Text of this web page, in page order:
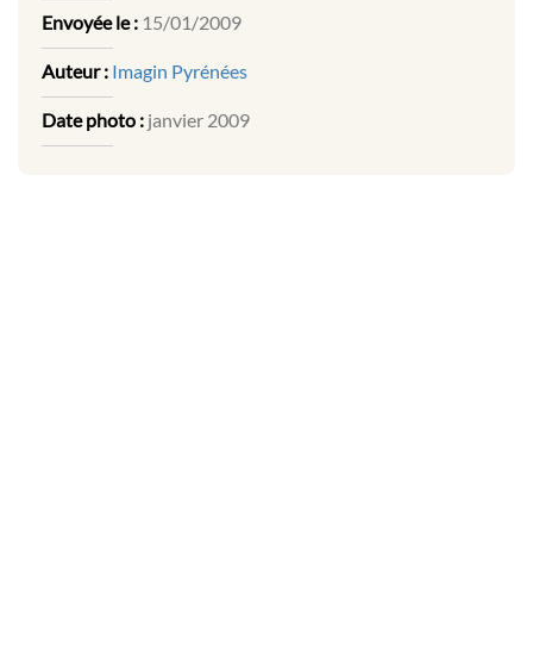
Envoyée le : 15/01/2009
Auteur : Imagin Pyrénées
Date photo : janvier 2009